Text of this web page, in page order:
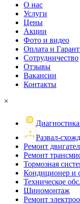
О нас
Услуги
Цены
Акции
Фото и видео
Оплата и
Сотрудничество
Отзывы
Вакансии
Контакты
×
Развал-
Ремонт
Ремонт
Тормозная
Кондиционер и
Техническое
Шиномонтаж
Ремонт